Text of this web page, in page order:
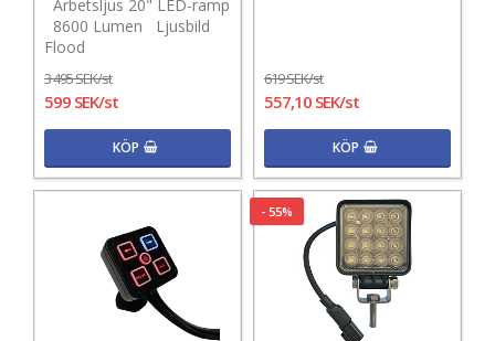
Arbetsljus 20" LED-ramp
8600 Lumen Ljusbild
Flood
3 495 SEK/st
599 SEK/st
KÖP
619 SEK/st
557,10 SEK/st
KÖP
- 55%